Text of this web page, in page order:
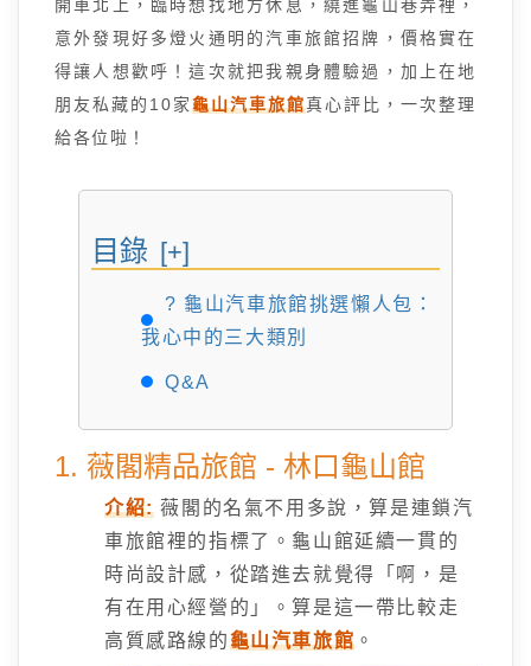
開車北上，臨時想找地方休息，繞進龜山巷弄裡，
意外發現好多燈火通明的汽車旅館招牌，價格實在
得讓人想歡呼！這次就把我親身體驗過，加上在地
朋友私藏的10家龜山汽車旅館真心評比，一次整理
給各位啦！
目錄 [+]
? 龜山汽車旅館挑選懶人包：
我心中的三大類別
Q&A
1. 薇閣精品旅館 - 林口龜山館
介紹:薇閣的名氣不用多說，算是連鎖汽
車旅館裡的指標了。龜山館延續一貫的
時尚設計感，從踏進去就覺得「啊，是
有在用心經營的」。算是這一帶比較走
高質感路線的龜山汽車旅館 。